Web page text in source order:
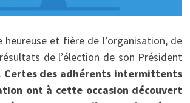
heureuse et fière de l’organisation, de
de l’élection de son Président
Certes des adhérents intermittents
ont à cette occasion découvert